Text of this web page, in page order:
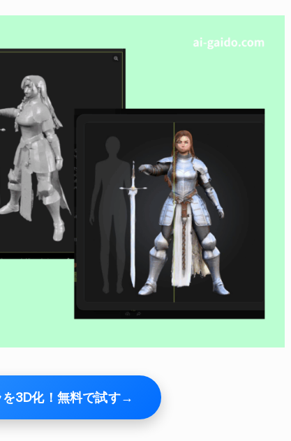
3D化！無料で試す→